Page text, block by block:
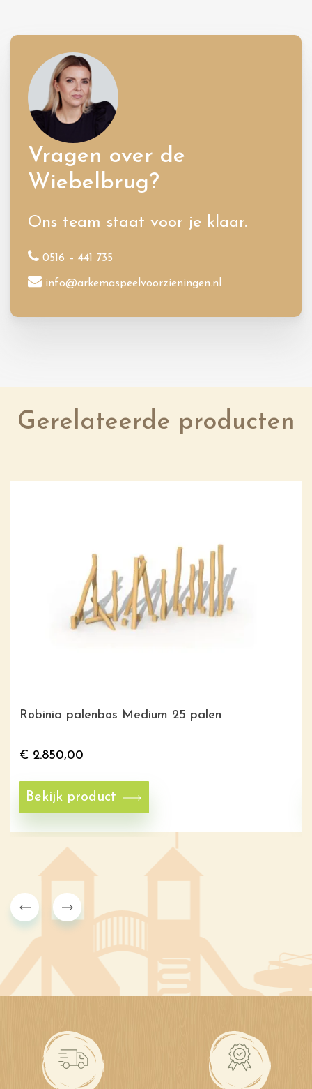
Vragen over de
Wiebelbrug?
Ons team staat voor je klaar.
0516 – 441 735
info@arkemaspeelvoorzieningen.nl
Gerelateerde producten
Robinia palenbos Medium 25 palen
€ 2.850,00
Bekijk product